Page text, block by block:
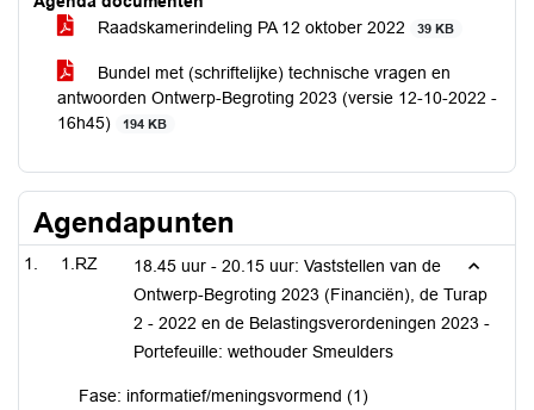
Raadskamerindeling PA 12 oktober 2022
39 KB
Bundel met (schriftelijke) technische vragen en
antwoorden Ontwerp-Begroting 2023 (versie 12-10-2022 -
16h45)
194 KB
Agendapunten
1.RZ
18.45 uur - 20.15 uur: Vaststellen van de
Ontwerp-Begroting 2023 (Financiën), de Turap
2 - 2022 en de Belastingsverordeningen 2023 -
Portefeuille: wethouder Smeulders
Fase: informatief/meningsvormend (1)